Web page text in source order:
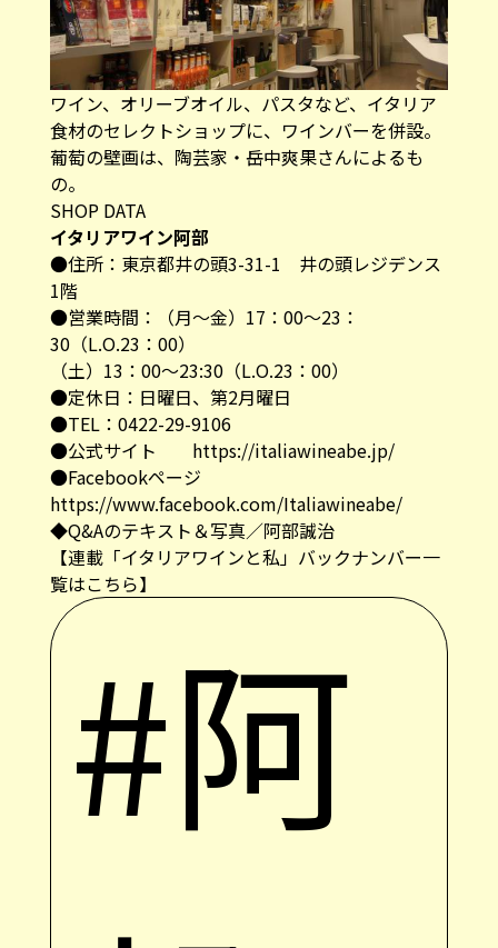
ワイン、オリーブオイル、パスタなど、イタリア
食材のセレクトショップに、ワインバーを併設。
葡萄の壁画は、陶芸家・岳中爽果さんによるも
の。
SHOP DATA
イタリアワイン阿部
●住所：東京都井の頭3-31-1 井の頭レジデンス
1階
●営業時間：（月～金）17：00～23：
30（L.O.23：00）
（土）13：00～23:30（L.O.23：00）
●定休日：日曜日、第2月曜日
●TEL：0422-29-9106
●公式サイト https://italiawineabe.jp/
●Facebookページ
https://www.facebook.com/Italiawineabe/
◆Q&Aのテキスト＆写真／阿部誠治
【連載「イタリアワインと私」バックナンバー一
覧はこちら】
#阿